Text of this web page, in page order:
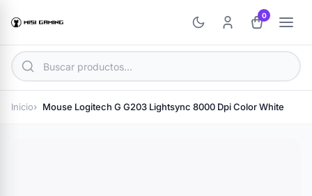
0
Inicio Mouse Logitech G G203 Lightsync 8000 Dpi Color White